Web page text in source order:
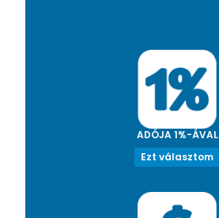
ADÓJA 1%-ÁVAL
Ezt választom